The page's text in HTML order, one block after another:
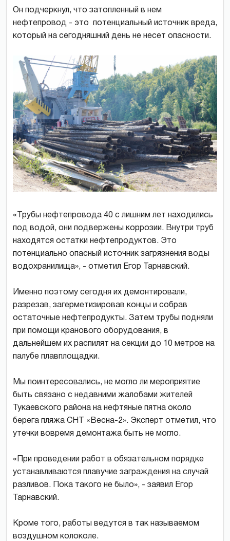
Он подчеркнул, что затопленный в нем
нефтепровод - это потенциальный источник вреда,
который на сегодняшний день не несет опасности.
«Трубы нефтепровода 40 с лишним лет находились
под водой, они подвержены коррозии. Внутри труб
находятся остатки нефтепродуктов. Это
потенциально опасный источник загрязнения воды
водохранилища», - отметил Егор Тарнавский.
Именно поэтому сегодня их демонтировали,
разрезав, загерметизировав концы и собрав
остаточные нефтепродукты. Затем трубы подняли
при помощи кранового оборудования, в
дальнейшем их распилят на секции до 10 метров на
палубе плавплощадки.
Мы поинтересовались, не могло ли мероприятие
быть связано с недавними жалобами жителей
Тукаевского района на нефтяные пятна около
берега пляжа СНТ «Весна-2». Эксперт отметил, что
утечки вовремя демонтажа быть не могло.
«При проведении работ в обязательном порядке
устанавливаются плавучие заграждения на случай
разливов. Пока такого не было», - заявил Егор
Тарнавский.
Кроме того, работы ведутся в так называемом
воздушном колоколе.